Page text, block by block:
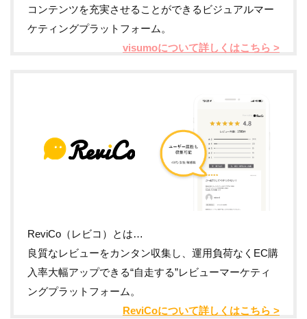
コンテンツを充実させることができるビジュアルマー
ケティングプラットフォーム。
visumoについて詳しくはこちら >
ReviCo（レビコ）とは…
良質なレビューをカンタン収集し、運用負荷なくEC購
入率大幅アップできる“自走する”レビューマーケティ
ングプラットフォーム。
ReviCoについて詳しくはこちら >